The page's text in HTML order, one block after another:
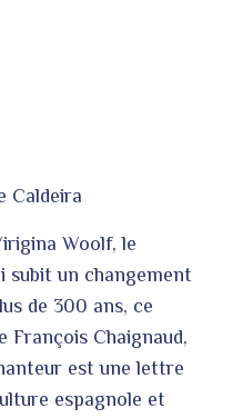
Caldeira
Woolf, le
subit un changement
de 300 ans, ce
François Chaignaud,
est une lettre
espagnole et